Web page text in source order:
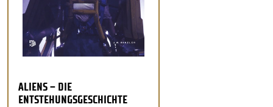
ALIENS – DIE
ENTSTEHUNGSGESCHICHTE